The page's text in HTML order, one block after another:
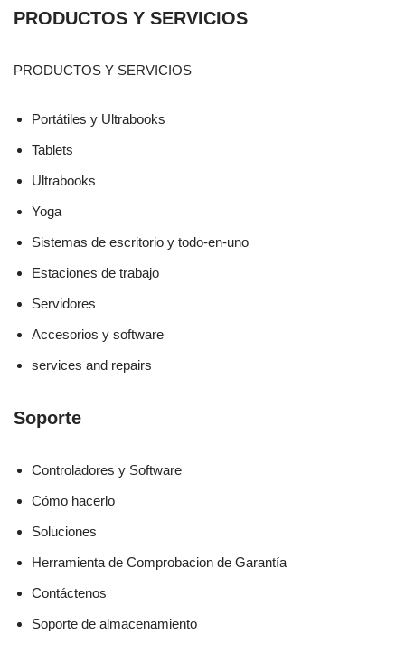
PRODUCTOS Y SERVICIOS
PRODUCTOS Y SERVICIOS
Portátiles y Ultrabooks
Tablets
Ultrabooks
Yoga
Sistemas de escritorio y todo-en-uno
Estaciones de trabajo
Servidores
Accesorios y software
services and repairs
Soporte
Controladores y Software
Cómo hacerlo
Soluciones
Herramienta de Comprobacion de Garantía
Contáctenos
Soporte de almacenamiento